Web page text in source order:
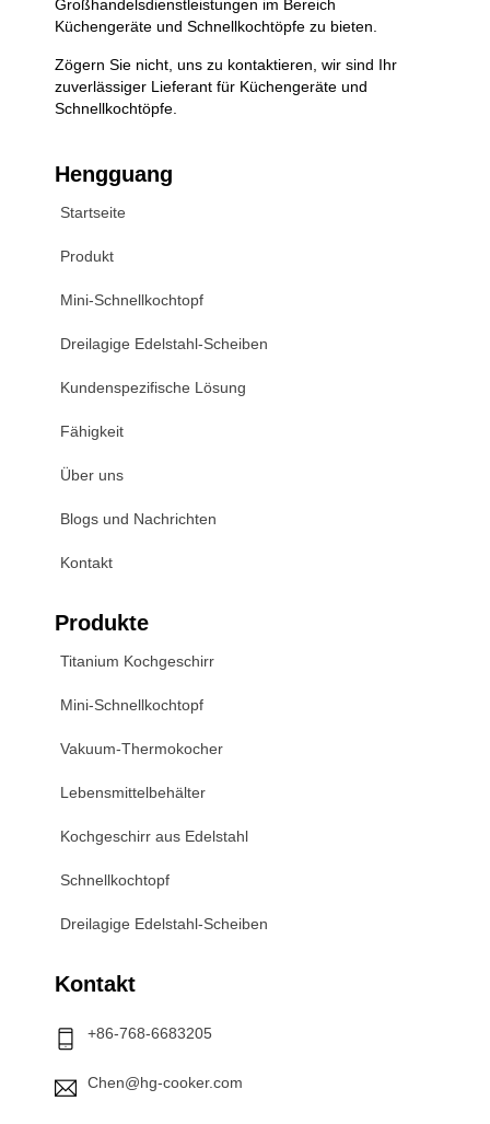
Großhandelsdienstleistungen im Bereich
Küchengeräte und Schnellkochtöpfe zu bieten.
Zögern Sie nicht, uns zu kontaktieren, wir sind Ihr
zuverlässiger Lieferant für Küchengeräte und
Schnellkochtöpfe.
Hengguang
Startseite
Produkt
Mini-Schnellkochtopf
Dreilagige Edelstahl-Scheiben
Kundenspezifische Lösung
Fähigkeit
Über uns
Blogs und Nachrichten
Kontakt
Produkte
Titanium Kochgeschirr
Mini-Schnellkochtopf
Vakuum-Thermokocher
Lebensmittelbehälter
Kochgeschirr aus Edelstahl
Schnellkochtopf
Dreilagige Edelstahl-Scheiben
Kontakt
+86-768-6683205
Chen@hg-cooker.com